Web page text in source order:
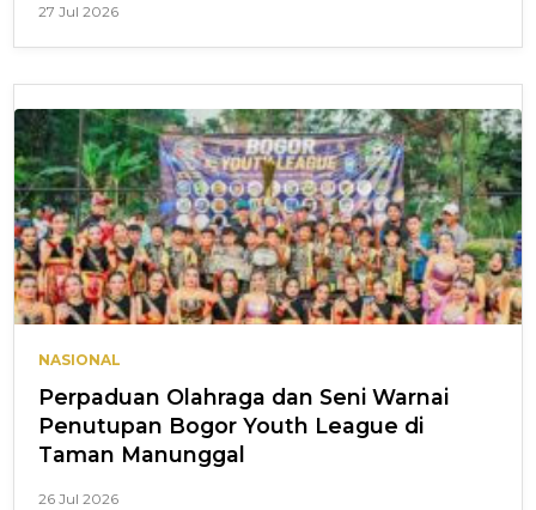
27 Jul 2026
NASIONAL
Perpaduan Olahraga dan Seni Warnai
Penutupan Bogor Youth League di
Taman Manunggal
26 Jul 2026